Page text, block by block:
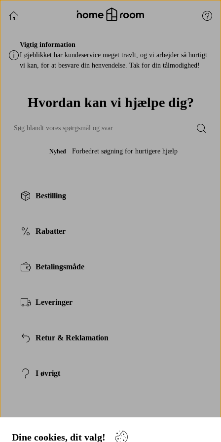
Dine cookies, dit valg!
Fortsæt med at shoppe
Vigtig information
I øjeblikket har kundeservice meget travlt, og vi arbejder så hurtigt
vi kan, for at besvare din henvendelse. Tak for din tålmodighed!
Hvordan kan vi hjælpe dig?
Submit
Nyhed Forbedret søgning for hurtigere hjælp
Bestilling
Rabatter
Betalingsmåde
Leveringer
Retur & Reklamation
I øvrigt